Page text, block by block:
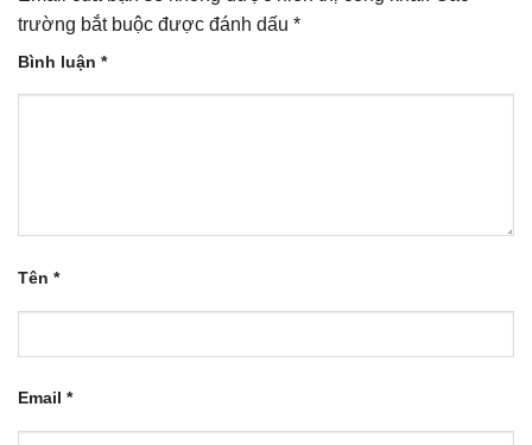
trường bắt buộc được đánh dấu *
Bình luận *
Tên *
Email *